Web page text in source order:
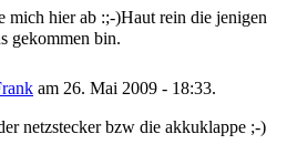
mich hier ab :;-)Haut rein die jenigen
gekommen bin.
am 26. Mai 2009 - 18:33.
netzstecker bzw die akkuklappe ;-)